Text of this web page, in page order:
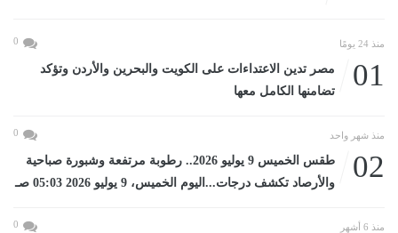
منذ 24 يومًا 0
01
مصر تدين الاعتداءات على الكويت والبحرين والأردن وتؤكد
تضامنها الكامل معها
منذ شهر واحد 0
02
طقس الخميس 9 يوليو 2026.. رطوبة مرتفعة وشبورة صباحية
والأرصاد تكشف درجات...اليوم الخميس، 9 يوليو 2026 05:03 صـ
منذ 6 أشهر 0